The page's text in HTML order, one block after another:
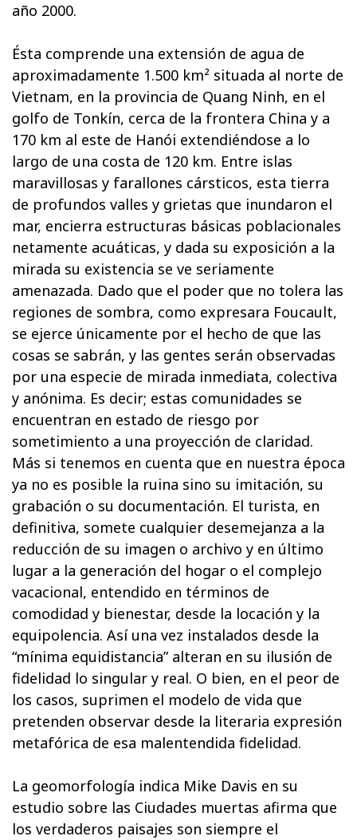
año 2000.
Ésta comprende una extensión de agua de
aproximadamente 1.500 km² situada al norte de
Vietnam, en la provincia de Quang Ninh, en el
golfo de Tonkín, cerca de la frontera China y a
170 km al este de Hanói extendiéndose a lo
largo de una costa de 120 km. Entre islas
maravillosas y farallones cársticos, esta tierra
de profundos valles y grietas que inundaron el
mar, encierra estructuras básicas poblacionales
netamente acuáticas, y dada su exposición a la
mirada su existencia se ve seriamente
amenazada. Dado que el poder que no tolera las
regiones de sombra, como expresara Foucault,
se ejerce únicamente por el hecho de que las
cosas se sabrán, y las gentes serán observadas
por una especie de mirada inmediata, colectiva
y anónima. Es decir; estas comunidades se
encuentran en estado de riesgo por
sometimiento a una proyección de claridad.
Más si tenemos en cuenta que en nuestra época
ya no es posible la ruina sino su imitación, su
grabación o su documentación. El turista, en
definitiva, somete cualquier desemejanza a la
reducción de su imagen o archivo y en último
lugar a la generación del hogar o el complejo
vacacional, entendido en términos de
comodidad y bienestar, desde la locación y la
equipolencia. Así una vez instalados desde la
“mínima equidistancia” alteran en su ilusión de
fidelidad lo singular y real. O bien, en el peor de
los casos, suprimen el modelo de vida que
pretenden observar desde la literaria expresión
metafórica de esa malentendida fidelidad.
La geomorfología indica Mike Davis en su
estudio sobre las Ciudades muertas afirma que
los verdaderos paisajes son siempre el